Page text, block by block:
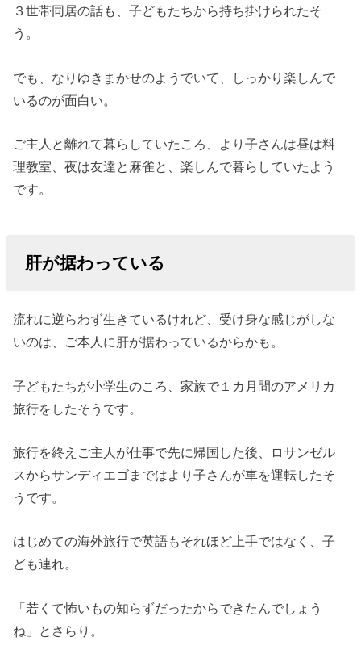
３世帯同居の話も、子どもたちから持ち掛けられたそ
う。
でも、なりゆきまかせのようでいて、しっかり楽しんで
いるのが面白い。
ご主人と離れて暮らしていたころ、より子さんは昼は料
理教室、夜は友達と麻雀と、楽しんで暮らしていたよう
です。
肝が据わっている
流れに逆らわず生きているけれど、受け身な感じがしな
いのは、ご本人に肝が据わっているからかも。
子どもたちが小学生のころ、家族で１カ月間のアメリカ
旅行をしたそうです。
旅行を終えご主人が仕事で先に帰国した後、ロサンゼル
スからサンディエゴまではより子さんが車を運転したそ
うです。
はじめての海外旅行で英語もそれほど上手ではなく、子
ども連れ。
「若くて怖いもの知らずだったからできたんでしょう
ね」とさらり。